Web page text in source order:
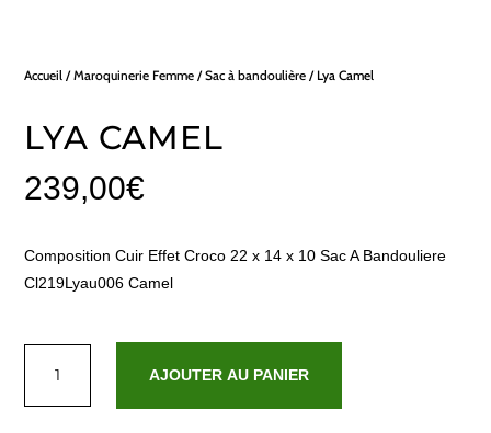
Accueil /Maroquinerie Femme /Sac à bandoulière / Lya Camel
LYA CAMEL
239,00€
Composition Cuir Effet Croco 22 x 14 x 10 Sac A Bandouliere
Cl219Lyau006 Camel
AJOUTER AU PANIER